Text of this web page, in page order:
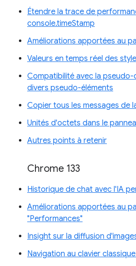
Étendre la trace de
console.timeStamp
Améliorations apportées au
Valeurs en temps réel des
Compatibilité avec la pseudo-
divers pseudo-éléments
Copier tous les messages de
Unités d'octets dans le
Autres points à retenir
Chrome 133
Historique de chat avec l'IA
Améliorations apportées au
"Performances"
Insight sur la diffusion
Navigation au clavier